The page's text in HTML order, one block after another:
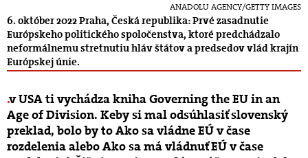
ANADOLU AGENCY/GETTY IMAGES
6. október 2022 Praha, Česká republika: Prvé zasadnutie
Európskeho politického spoločenstva, ktoré predchádzalo
neformálnemu stretnutiu hláv štátov a predsedov vlád krajín
Európskej únie.
v USA ti vychádza kniha Governing the EU in an
Age of Division. Keby si mal odsúhlasiť slovenský
preklad, bolo by to Ako sa vládne EÚ v čase
rozdelenia alebo Ako sa má vládnuť EÚ v čase